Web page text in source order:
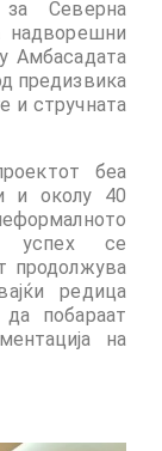
Северна
надворешни
Амбасадата
предизвика
и стручната
беа
и околу 40
успех се
продолжува
редица
побараат
на